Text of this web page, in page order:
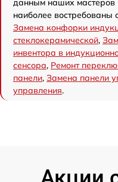
данным наших мастеров
наиболее востребованы
Замена конфорки
стеклокерамической,
инвентора в
сенсора, Ремонт
панели, Замена панели
управления.